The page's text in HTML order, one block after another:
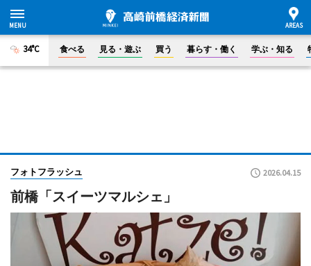
34°C 食べる 見る・遊ぶ 買う 暮らす・働く 学ぶ・知る
フォトフラッシュ 2026.04.15
前橋「スイーツマルシェ」